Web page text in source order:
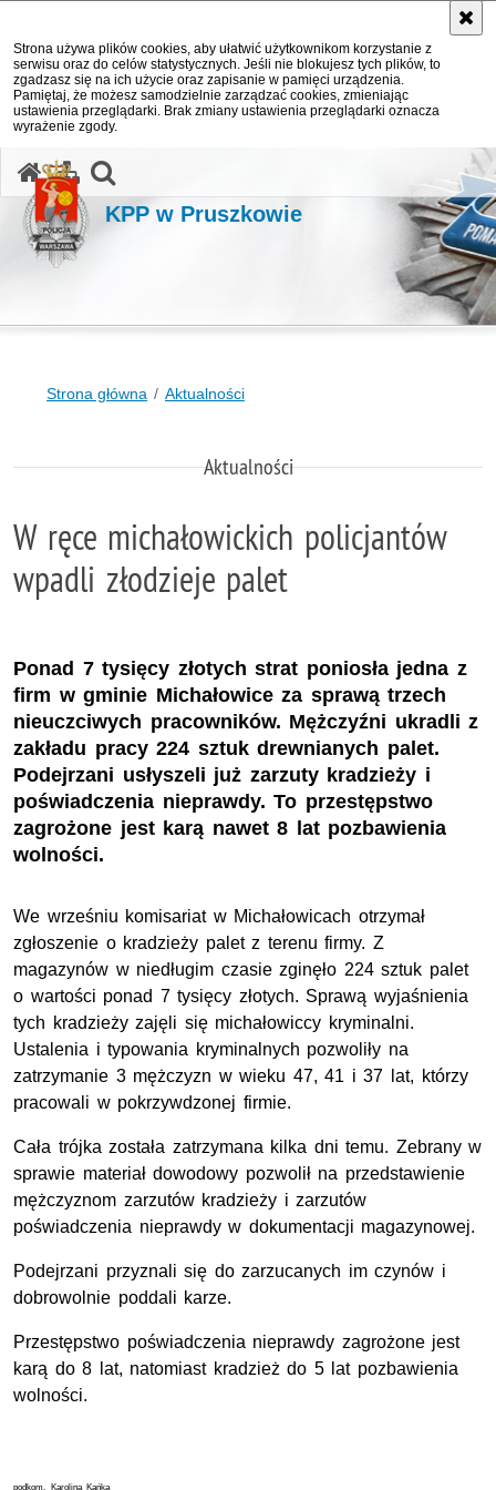
Strona używa plików cookies, aby ułatwić użytkownikom korzystanie z
serwisu oraz do celów statystycznych. Jeśli nie blokujesz tych plików, to
zgadzasz się na ich użycie oraz zapisanie w pamięci urządzenia.
Pamiętaj, że możesz samodzielnie zarządzać cookies, zmieniając
ustawienia przeglądarki. Brak zmiany ustawienia przeglądarki oznacza
wyrażenie zgody.
KPP w Pruszkowie
Strona główna Aktualności
Aktualności
W ręce michałowickich policjantów
wpadli złodzieje palet
Ponad 7 tysięcy złotych strat poniosła jedna z
firm w gminie Michałowice za sprawą trzech
nieuczciwych pracowników. Mężczyźni ukradli z
zakładu pracy 224 sztuk drewnianych palet.
Podejrzani usłyszeli już zarzuty kradzieży i
poświadczenia nieprawdy. To przestępstwo
zagrożone jest karą nawet 8 lat pozbawienia
wolności.
We wrześniu komisariat w Michałowicach otrzymał
zgłoszenie o kradzieży palet z terenu firmy. Z
magazynów w niedługim czasie zginęło 224 sztuk palet
o wartości ponad 7 tysięcy złotych. Sprawą wyjaśnienia
tych kradzieży zajęli się michałowiccy kryminalni.
Ustalenia i typowania kryminalnych pozwoliły na
zatrzymanie 3 mężczyzn w wieku 47, 41 i 37 lat, którzy
pracowali w pokrzywdzonej firmie.
Cała trójka została zatrzymana kilka dni temu. Zebrany w
sprawie materiał dowodowy pozwolił na przedstawienie
mężczyznom zarzutów kradzieży i zarzutów
poświadczenia nieprawdy w dokumentacji magazynowej.
Podejrzani przyznali się do zarzucanych im czynów i
dobrowolnie poddali karze.
Przestępstwo poświadczenia nieprawdy zagrożone jest
karą do 8 lat, natomiast kradzież do 5 lat pozbawienia
wolności.
podkom. Karolina Kańka